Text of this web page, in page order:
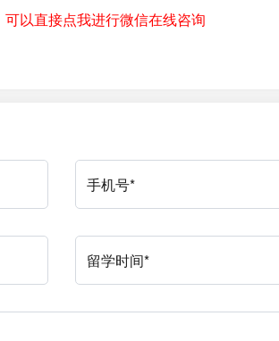
可以直接点我进行微信在线咨询